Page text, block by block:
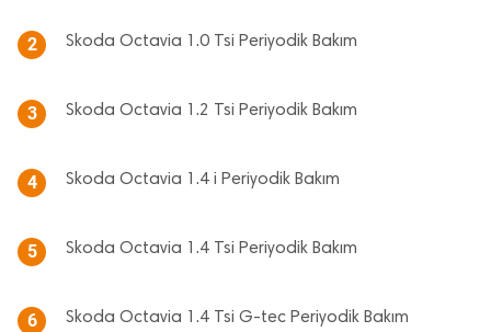
2 Skoda Octavia 1.0 Tsi Periyodik Bakım
3 Skoda Octavia 1.2 Tsi Periyodik Bakım
4 Skoda Octavia 1.4 i Periyodik Bakım
5 Skoda Octavia 1.4 Tsi Periyodik Bakım
6 Skoda Octavia 1.4 Tsi G-tec Periyodik Bakım